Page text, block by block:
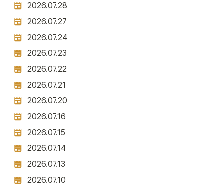
2026.07.28
2026.07.27
2026.07.24
2026.07.23
2026.07.22
2026.07.21
2026.07.20
2026.07.16
2026.07.15
2026.07.14
2026.07.13
2026.07.10